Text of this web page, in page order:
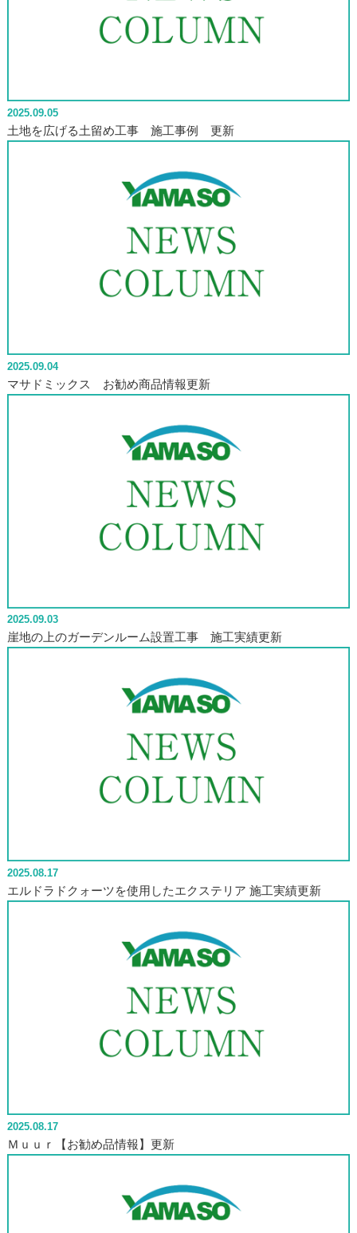
2025.09.05
土地を広げる土留め工事 施工事例 更新
2025.09.04
マサドミックス お勧め商品情報更新
2025.09.03
崖地の上のガーデンルーム設置工事 施工実績更新
2025.08.17
エルドラドクォーツを使用したエクステリア 施工実績更新
2025.08.17
Ｍｕｕｒ【お勧め品情報】更新